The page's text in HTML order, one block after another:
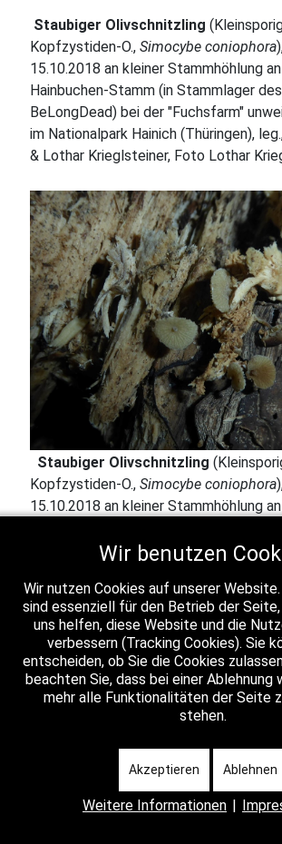
Staubiger Olivschnitzling
Kopfzystiden-O., Simocybe coniophora
15.10.2018 an kleiner Stammhöhlung
Hainbuchen-Stamm (in Stammlager
BeLongDead) bei der "Fuchsfarm"
im Nationalpark Hainich (Thüringen),
& Lothar Krieglsteiner, Foto Lothar
Staubiger Olivschnitzling
Kopfzystiden-O., Simocybe coniophora
15.10.2018 an kleiner Stammhöhlung
BeLongDead) bei der "Fuchsfarm"
& Lothar Krieglsteiner, Foto Lothar
dem Foto ist auch (u.r.) das braune
sichtbar.
... und erlebte eine
Deutschland bisher selten
durch ihre blasig-keulig-kopfigen
sehr charakteristisch. Sicherlich
häufiger als bisher bekannt – und
Aufsammlung von S. haustellaris
Wir benutzen
Wir nutzen Cookies auf unserer Website.
sind essenziell für den Betrieb der
uns helfen, diese Website und die
verbessern (Tracking Cookies). Sie
entscheiden, ob Sie die Cookies
beachten Sie, dass bei einer Ablehnung
mehr alle Funktionalitäten der Seite
stehen.
Akzeptieren Ablehnen
Weitere Informationen |